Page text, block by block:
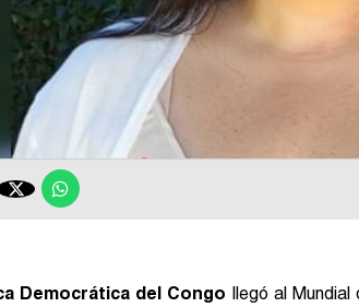

Democrática del Congo llegó al